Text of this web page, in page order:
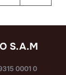
S.A.M
0001 0